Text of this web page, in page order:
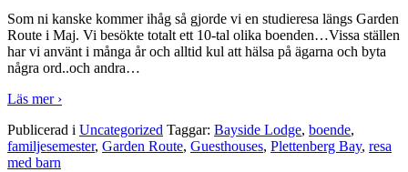
Som ni kanske kommer ihåg så gjorde vi en studieresa längs Garden
Route i Maj. Vi besökte totalt ett 10-tal olika boenden…Vissa ställen
har vi använt i många år och alltid kul att hälsa på ägarna och byta
några ord..och andra…
Läs mer ›
Publicerad i Uncategorized Taggar: Bayside Lodge, boende,
familjesemester, Garden Route, Guesthouses, Plettenberg Bay, resa
med barn